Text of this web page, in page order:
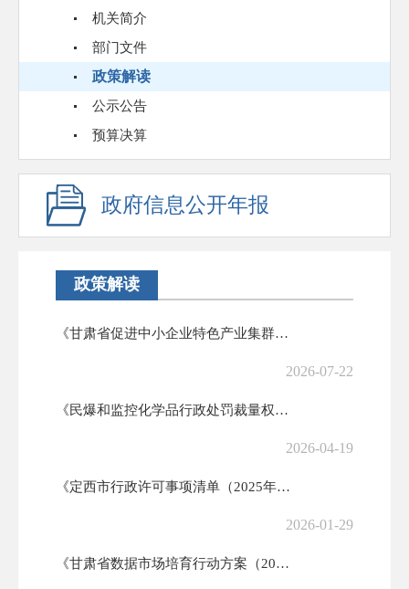
机关简介
部门文件
政策解读
公示公告
预算决算
政府信息公开年报
政策解读
《甘肃省促进中小企业特色产业集群发展实施细则》政策解读
2026-07-22
《民爆和监控化学品行政处罚裁量权基准（试行）》解读
2026-04-19
《定西市行政许可事项清单（2025年版）》政策解读
2026-01-29
《甘肃省数据市场培育行动方案（2025—2027年）》政策解读